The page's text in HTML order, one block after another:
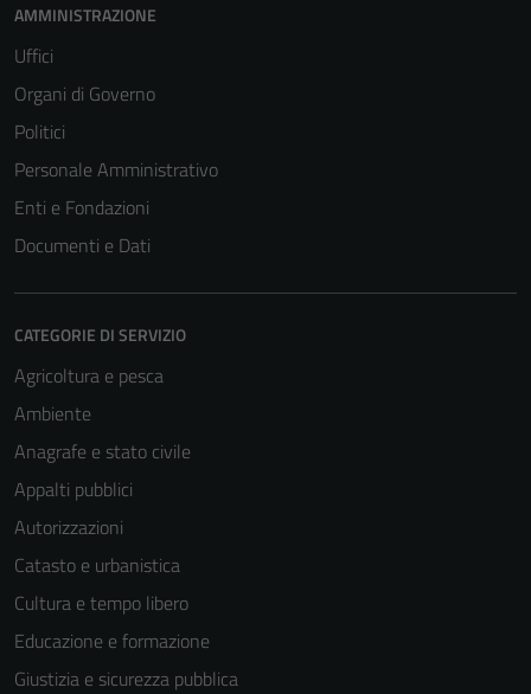
AMMINISTRAZIONE
Uffici
Organi di Governo
Politici
Personale Amministrativo
Enti e Fondazioni
Documenti e Dati
CATEGORIE DI SERVIZIO
Agricoltura e pesca
Ambiente
Anagrafe e stato civile
Appalti pubblici
Autorizzazioni
Catasto e urbanistica
Cultura e tempo libero
Educazione e formazione
Giustizia e sicurezza pubblica